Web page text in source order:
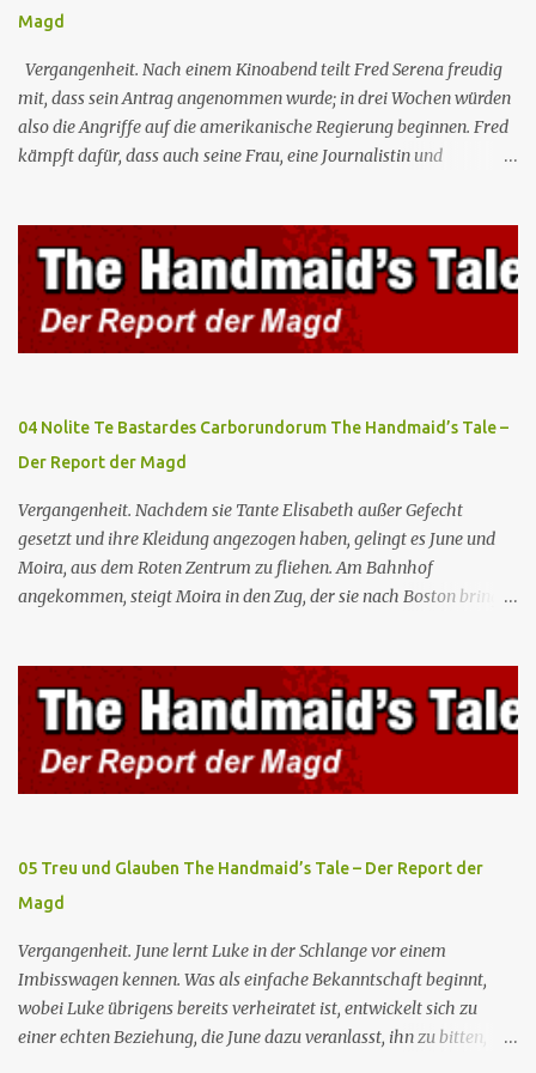
Magd
Vergangenheit. Nach einem Kinoabend teilt Fred Serena freudig
mit, dass sein Antrag angenommen wurde; in drei Wochen würden
also die Angriffe auf die amerikanische Regierung beginnen. Fred
kämpft dafür, dass auch seine Frau, eine Journalistin und
Teilnahme von Frauen weiterhin entschieden ab. Gegenwart. Die
Waterfords beherbergen eine Delegation aus Mexiko, um ein für
Gilead lebenswichtiges Handelsabkommen zu unterzeichnen.
Botschafterin Castillo konfrontiert Serena mit ihrem Buch „Der
Platz einer Frau”, das als Manifest von Gilead gilt und einen
oberstes Gut die Fortpflanzung ist. June und andere Mägde werden
wo Serena stolz die „Kinder von Gilead” vorstellt. June nutzt die
Gelegenheit, mit Castillo unter vier Augen zu sprechen, ...
04 Nolite Te Bastardes Carborundorum The Handmaid’s Tale –
Der Report der Magd
Vergangenheit. Nachdem sie Tante Elisabeth außer Gefecht
gesetzt und ihre Kleidung angezogen haben, gelingt es June und
Moira, aus dem Roten Zentrum zu fliehen. Am Bahnhof
angekommen, steigt Moira in den Zug, der sie nach Boston bringen
Elisabeth sie mit der Peitsche bestraft. Gegenwart. June ist seit
dreizehn Tagen in ihrem Zimmer eingesperrt und entdeckt im
Kleiderschrank die Inschrift „Nolite te bastardes carborundorum”,
die wahrscheinlich von der Magd Difred hinterlassen wurde, die
vor ihr dort war. In Erwartung der Zeremonie bringt Serena June
Fred unfruchtbar ist und nur sie für eine ausbleibende
Schwangerschaft verantwortlich gemacht würde. June lehnt ab,
auch wenn dies das Scheitern der Zeremonie bedeutet. Während
des versprochenen Scrabble-Spiels fragt June Fred nach der
Bedeutung des lat...
05 Treu und Glauben The Handmaid’s Tale – Der Report der
Magd
Vergangenheit. June lernt Luke in der Schlange vor einem
Imbisswagen kennen. Was als einfache Bekanntschaft beginnt,
wobei Luke übrigens bereits verheiratet ist, entwickelt sich zu
einer echten Beziehung, die June dazu veranlasst, ihn zu bitten,